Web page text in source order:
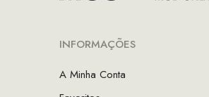
INFORMAÇÕES
A Minha Conta